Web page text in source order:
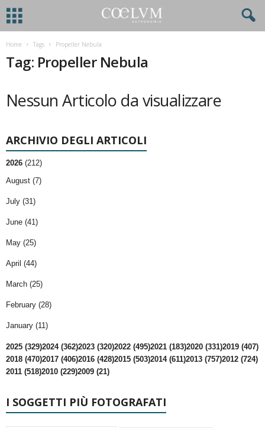
Home Tags Propeller Nebula
Tag: Propeller Nebula
Nessun Articolo da visualizzare
ARCHIVIO DEGLI ARTICOLI
2026 (212)
August (7)
July (31)
June (41)
May (25)
April (44)
March (25)
February (28)
January (11)
2025 (329)2024 (362)2023 (320)2022 (495)2021 (183)2020 (331)2019 (407)
2018 (470)2017 (406)2016 (428)2015 (503)2014 (611)2013 (757)2012 (724)
2011 (518)2010 (229)2009 (21)
I SOGGETTI PIÙ FOTOGRAFATI